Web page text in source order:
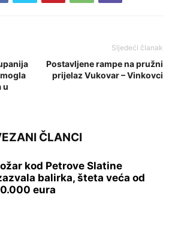
u
Sljedeći članak
Postavljene rampe na pružni
prijelaz Vukovar – Vinkovci
ČLANCI
kod Petrove Slatine
balirka, šteta veća od
eura